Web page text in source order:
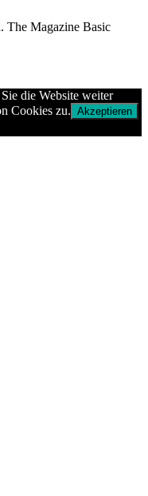
The Magazine Basic
die Website weiter
Cookies zu. Akzeptieren